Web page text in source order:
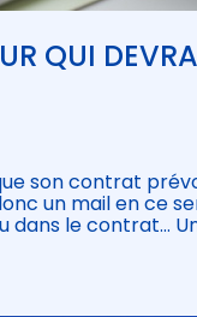
QUI
son contrat
un mail en ce
le contrat…